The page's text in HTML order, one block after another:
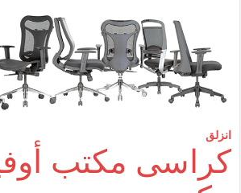
انزلق
كراسى مكتب